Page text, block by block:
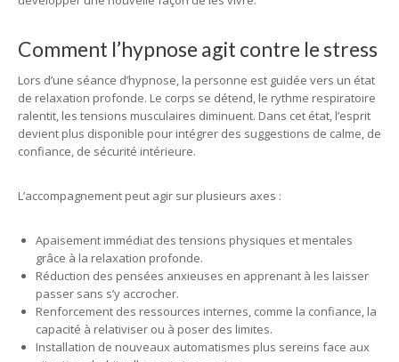
Comment l’hypnose agit contre le stress
Lors d’une séance d’hypnose, la personne est guidée vers un état
de relaxation profonde. Le corps se détend, le rythme respiratoire
ralentit, les tensions musculaires diminuent. Dans cet état, l’esprit
devient plus disponible pour intégrer des suggestions de calme, de
confiance, de sécurité intérieure.
L’accompagnement peut agir sur plusieurs axes :
Apaisement immédiat des tensions physiques et mentales
grâce à la relaxation profonde.
Réduction des pensées anxieuses en apprenant à les laisser
passer sans s’y accrocher.
Renforcement des ressources internes, comme la confiance, la
capacité à relativiser ou à poser des limites.
Installation de nouveaux automatismes plus sereins face aux